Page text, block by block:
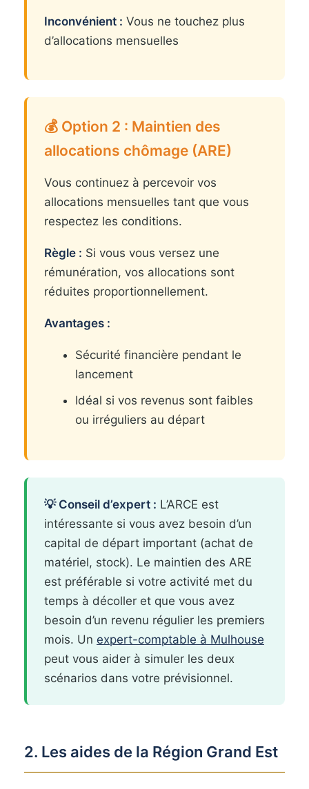
Inconvénient : Vous ne touchez plus
d’allocations mensuelles
💰 Option 2 : Maintien des
allocations chômage (ARE)
Vous continuez à percevoir vos
allocations mensuelles tant que vous
respectez les conditions.
Règle : Si vous vous versez une
rémunération, vos allocations sont
réduites proportionnellement.
Avantages :
Sécurité financière pendant le
lancement
Idéal si vos revenus sont faibles
ou irréguliers au départ
💡 Conseil d’expert : L’ARCE est
intéressante si vous avez besoin d’un
capital de départ important (achat de
matériel, stock). Le maintien des ARE
est préférable si votre activité met du
temps à décoller et que vous avez
besoin d’un revenu régulier les premiers
mois. Un expert-comptable à Mulhouse
peut vous aider à simuler les deux
scénarios dans votre prévisionnel.
2. Les aides de la Région Grand Est